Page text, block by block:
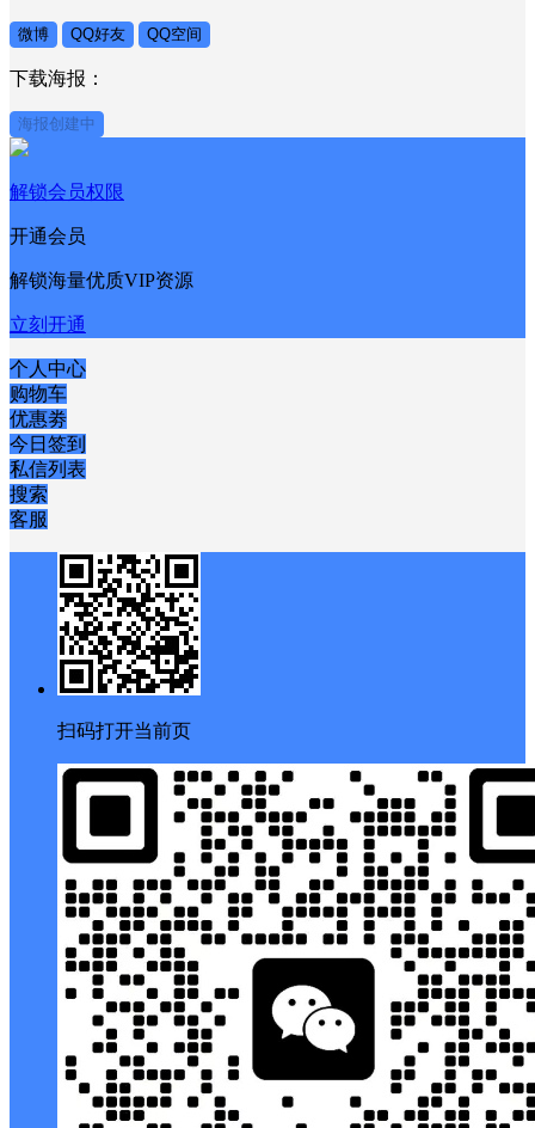
微博 QQ好友 QQ空间
下载海报：
海报创建中
解锁会员权限
开通会员
解锁海量优质VIP资源
立刻开通
个人中心
购物车
优惠劵
今日签到
私信列表
搜索
客服
扫码打开当前页